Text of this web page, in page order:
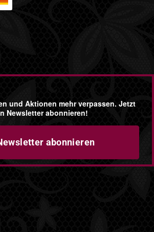
und Aktionen mehr verpassen. Jetzt
Newsletter abonnieren!
abonnieren